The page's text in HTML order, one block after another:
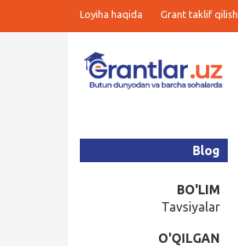
Loyiha haqida Grant taklif qilish
Blog
BO'LIM
Tavsiyalar
O'QILGAN